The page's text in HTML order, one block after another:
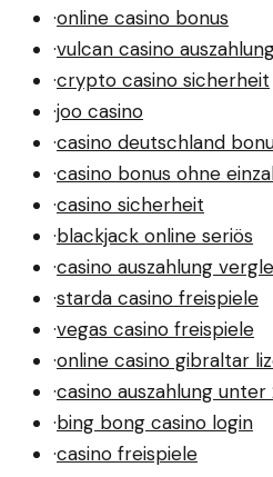
·online casino bonus
·vulcan casino
·crypto casino sicherheit
·joo casino
·casino deutschland
·casino bonus ohne
·casino sicherheit
·blackjack online seriös
·casino auszahlung
·starda casino freispiele
·vegas casino freispiele
·online casino gibraltar
·casino auszahlung
·bing bong casino login
·casino freispiele